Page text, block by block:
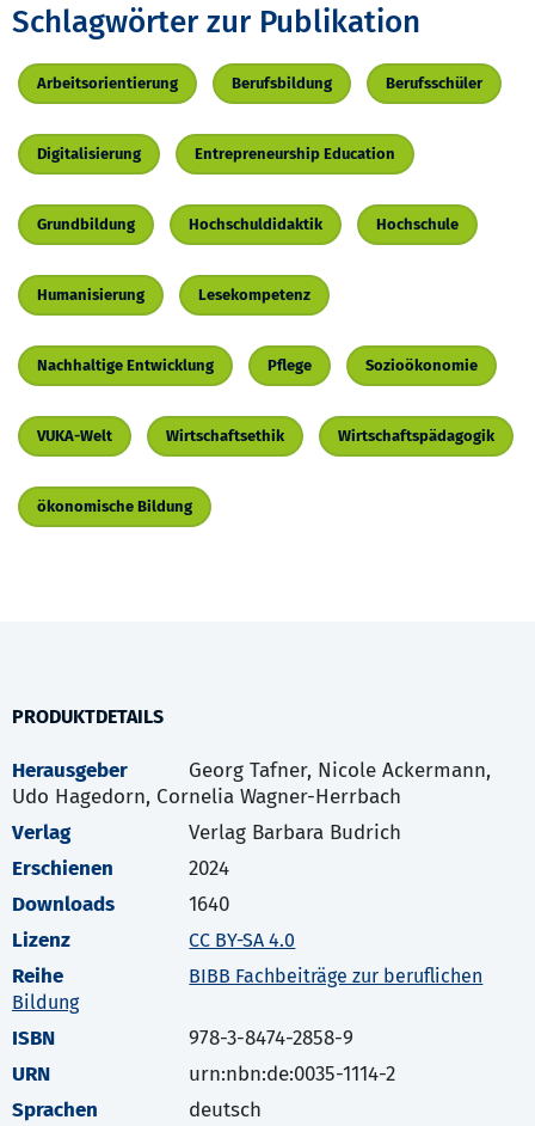
Schlagwörter zur Publikation
Arbeitsorientierung Berufsbildung Berufsschüler
Digitalisierung Entrepreneurship Education
Grundbildung Hochschuldidaktik Hochschule
Humanisierung Lesekompetenz
Nachhaltige Entwicklung Pflege Sozioökonomie
VUKA-Welt Wirtschaftsethik Wirtschaftspädagogik
ökonomische Bildung
PRODUKTDETAILS
Herausgeber
Georg Tafner, Nicole Ackermann,
Udo Hagedorn, Cornelia Wagner-Herrbach
Verlag
Verlag Barbara Budrich
Erschienen
2024
Downloads
1640
Lizenz
CC BY-SA 4.0
Reihe
BIBB Fachbeiträge zur beruflichen
Bildung
ISBN
978-3-8474-2858-9
URN
urn:nbn:de:0035-1114-2
Sprachen
deutsch